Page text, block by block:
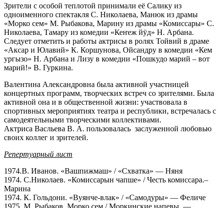
Зрители с особой теплотой принимали её Салику из
одноименного спектакля С. Николаева, Манюк из драмы
«Морко сем» М. Рыбакова, Марину из драмы «Комиссары» С.
Николаева, Тамару из комедии «Кеҥеж йӱд» Н. Арбана.
Следует отметить и работы актрисы в ролях Тойвий в драме
«Аксар и Юлавий» К. Коршунова, Ойсандру в комедии «Кем
ургызо» Н. Арбана и Лизу в комедии «Пошкудо марий – вот
марий!» В. Гуркина.
Валентина Александровна была активной участницей
концертных программ, творческих встреч со зрителями. Была
активной она и в общественной жизни: участвовала в
спортивных мероприятиях театра и республики, встречалась с
самодеятельными творческими коллективами.
Актриса Васльева В. А. пользовалась заслуженной любовью
своих коллег и зрителей.
Репертуарный лист
1974.В. Иванов. «Вашпижмаш» / «Схватка» — Няня
1974. С.Николаев. «Комиссарын чапше» / Честь комиссара.–
Марина
1974. К. Гольдони. «Вуянче-влак» / «Самодуры» — Феличе
1975. М. Рыбаков. Морко сем / Моркинские напевы. —